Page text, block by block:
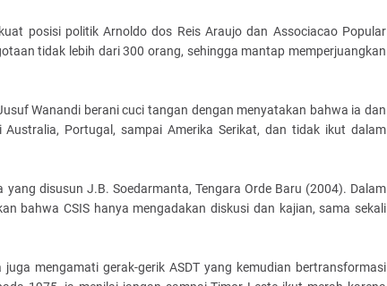
posisi politik Arnoldo dos Reis Araujo dan Associacao Popular
tidak lebih dari 300 orang, sehingga mantap memperjuangkan
Wanandi berani cuci tangan dengan menyatakan bahwa ia dan
Portugal, sampai Amerika Serikat, dan tidak ikut dalam
disusun J.B. Soedarmanta, Tengara Orde Baru (2004). Dalam
bahwa CSIS hanya mengadakan diskusi dan kajian, sama sekali
mengamati gerak-gerik ASDT yang kemudian bertransformasi